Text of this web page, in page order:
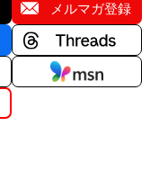
メルマガ登録